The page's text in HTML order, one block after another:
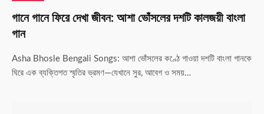
গানে গানে ফিরে দেখা জীবন: আশা ভোঁসলের দশটি কালজয়ী বাংলা
গান
Asha Bhosle Bengali Songs: আশা ভোঁসলের কণ্ঠে গাওয়া দশটি বাংলা গানকে
ঘিরে এক ব্যক্তিগত স্মৃতির ভ্রমণ—যেখানে সুর, আবেগ ও সময়…